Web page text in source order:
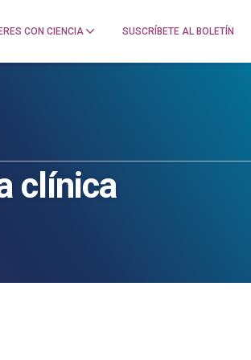
CON CIENCIA SUSCRÍBETE AL BOLETÍN
clínica